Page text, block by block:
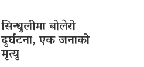
सिन्धुलीमा बोलेरो
दुर्घटना, एक जनाको
मृत्यु